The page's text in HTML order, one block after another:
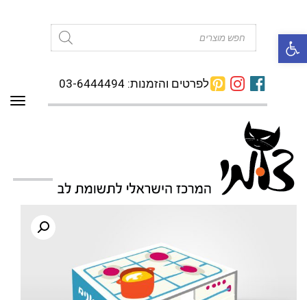
פתח סרגל נגישות
לפרטים והזמנות: 03-6444494